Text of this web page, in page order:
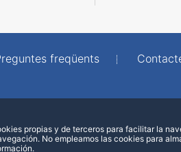
freqüents
propias y de terceros para facilitar la
No empleamos las cookies para
.